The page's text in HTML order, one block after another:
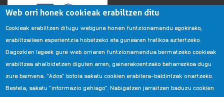
Web orri honek cookieak erabiltzen ditu
Cookieak erabiltzen ditugu webgune honen funtzionamendu egokirako,
erabiltzaileen esperientzia hobetzeko eta gunearen trafikoa aztertzeko.
Dagozkien legeek gure web orriaren funtzionamendua bermatzeko cookieak
erabiltzea ahalbidetzen diguten arren, gainerakoentzako beharrezkoa dugu
zure baimena. "Ados" botoia sakatu cookien erabilera-baldintzak onartzeko.
Bestela, sakatu "informazio gehiago". Nabigatzen jarraitzen baduzu cookien